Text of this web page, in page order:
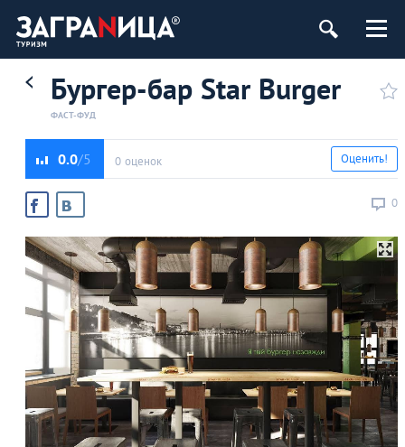
Бургер-бар Star Burger
ФАСТ-ФУД
0.0 0 оценок
0
Оценить!